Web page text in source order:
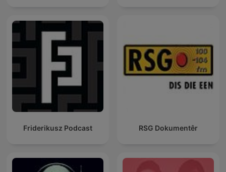
Friderikusz Podcast RSG Dokumentêr